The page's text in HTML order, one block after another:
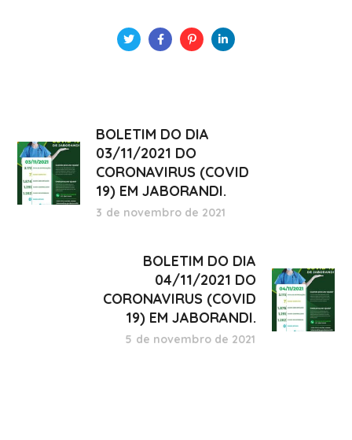
BOLETIM DO DIA
03/11/2021 DO
CORONAVIRUS (COVID
19) EM JABORANDI.
3 de novembro de 2021
BOLETIM DO DIA
04/11/2021 DO
CORONAVIRUS (COVID
19) EM JABORANDI.
5 de novembro de 2021